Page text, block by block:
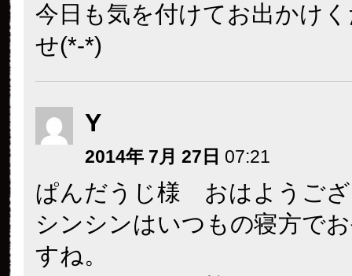
今日も気を付けてお出かけ
せ(*-*)
Y
2014年 7月 27日 07:21
ぱんだうじ様 おはようご
シンシンはいつもの寝方で
すね。